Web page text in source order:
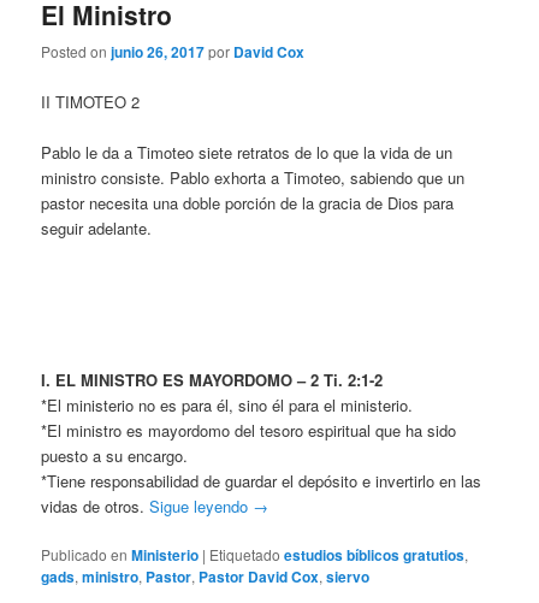
El Ministro
Posted onjunio 26, 2017por David Cox
II TIMOTEO 2
Pablo le da a Timoteo siete retratos de lo que la vida de un
ministro consiste. Pablo exhorta a Timoteo, sabiendo que un
pastor necesita una doble porción de la gracia de Dios para
seguir adelante.
I. EL MINISTRO ES MAYORDOMO – 2 Ti. 2:1-2
*El ministerio no es para él, sino él para el ministerio.
*El ministro es mayordomo del tesoro espiritual que ha sido
puesto a su encargo.
*Tiene responsabilidad de guardar el depósito e invertirlo en las
vidas de otros.Sigue leyendo →
Publicado en Ministerio | Etiquetado estudios bíblicos gratutios,
gads,ministro, Pastor, Pastor David Cox,siervo